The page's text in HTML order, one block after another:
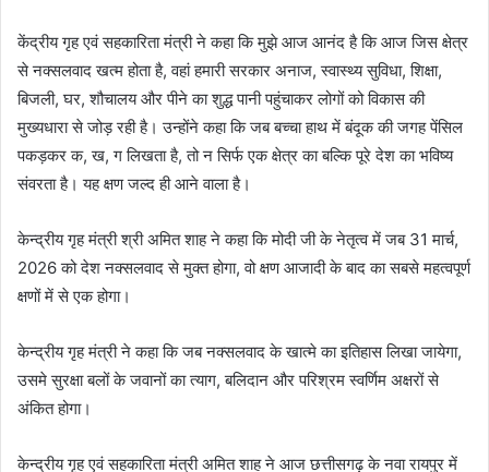
केंद्रीय गृह एवं सहकारिता मंत्री ने कहा कि मुझे आज आनंद है कि आज जिस क्षेत्र
से नक्सलवाद खत्म होता है, वहां हमारी सरकार अनाज, स्वास्थ्य सुविधा, शिक्षा,
बिजली, घर, शौचालय और पीने का शुद्ध पानी पहुंचाकर लोगों को विकास की
मुख्यधारा से जोड़ रही है। उन्होंने कहा कि जब बच्चा हाथ में बंदूक की जगह पेंसिल
पकड़कर क, ख, ग लिखता है, तो न सिर्फ एक क्षेत्र का बल्कि पूरे देश का भविष्य
संवरता है। यह क्षण जल्द ही आने वाला है।
केन्द्रीय गृह मंत्री श्री अमित शाह ने कहा कि मोदी जी के नेतृत्व में जब 31 मार्च,
2026 को देश नक्सलवाद से मुक्त होगा, वो क्षण आजादी के बाद का सबसे महत्वपूर्ण
क्षणों में से एक होगा।
केन्द्रीय गृह मंत्री ने कहा कि जब नक्सलवाद के खात्मे का इतिहास लिखा जायेगा,
उसमे सुरक्षा बलों के जवानों का त्याग, बलिदान और परिश्रम स्वर्णिम अक्षरों से
अंकित होगा।
केन्द्रीय गृह एवं सहकारिता मंत्री अमित शाह ने आज छत्तीसगढ़ के नवा रायपुर में